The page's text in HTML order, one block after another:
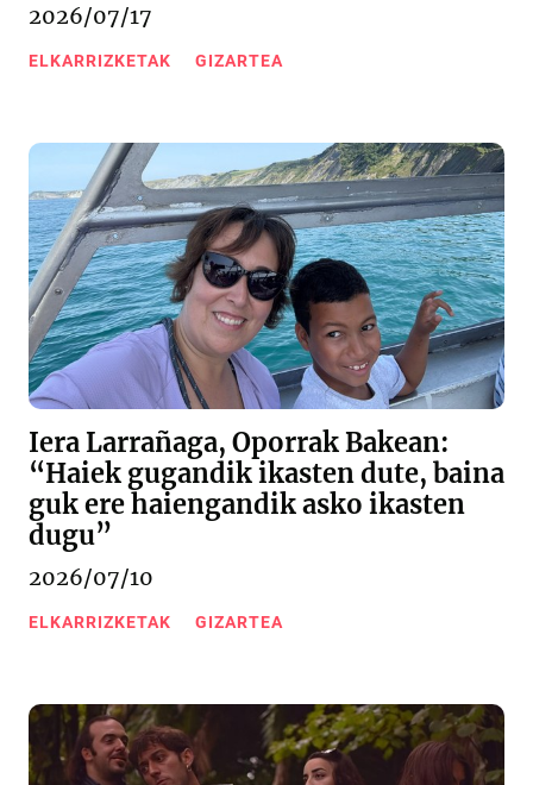
2026/07/17
ELKARRIZKETAK GIZARTEA
Iera Larrañaga, Oporrak Bakean:
“Haiek gugandik ikasten dute, baina
guk ere haiengandik asko ikasten
dugu”
2026/07/10
ELKARRIZKETAK GIZARTEA